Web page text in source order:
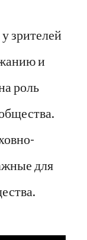
зрителей
и
роль
для